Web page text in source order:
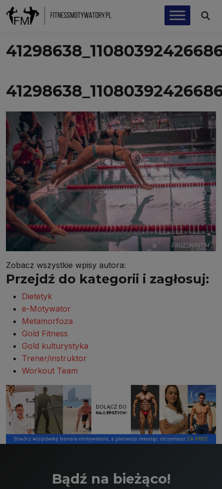
Zobacz wszystkie wpisy autora:
Przejdź do kategorii i zagłosuj:
Dietetyk
e-Motywator
Metamorfoza
Gold Fitness
Gold kulturystyka
Trener/instruktor
Workout Team
Bądź na bieżąco!